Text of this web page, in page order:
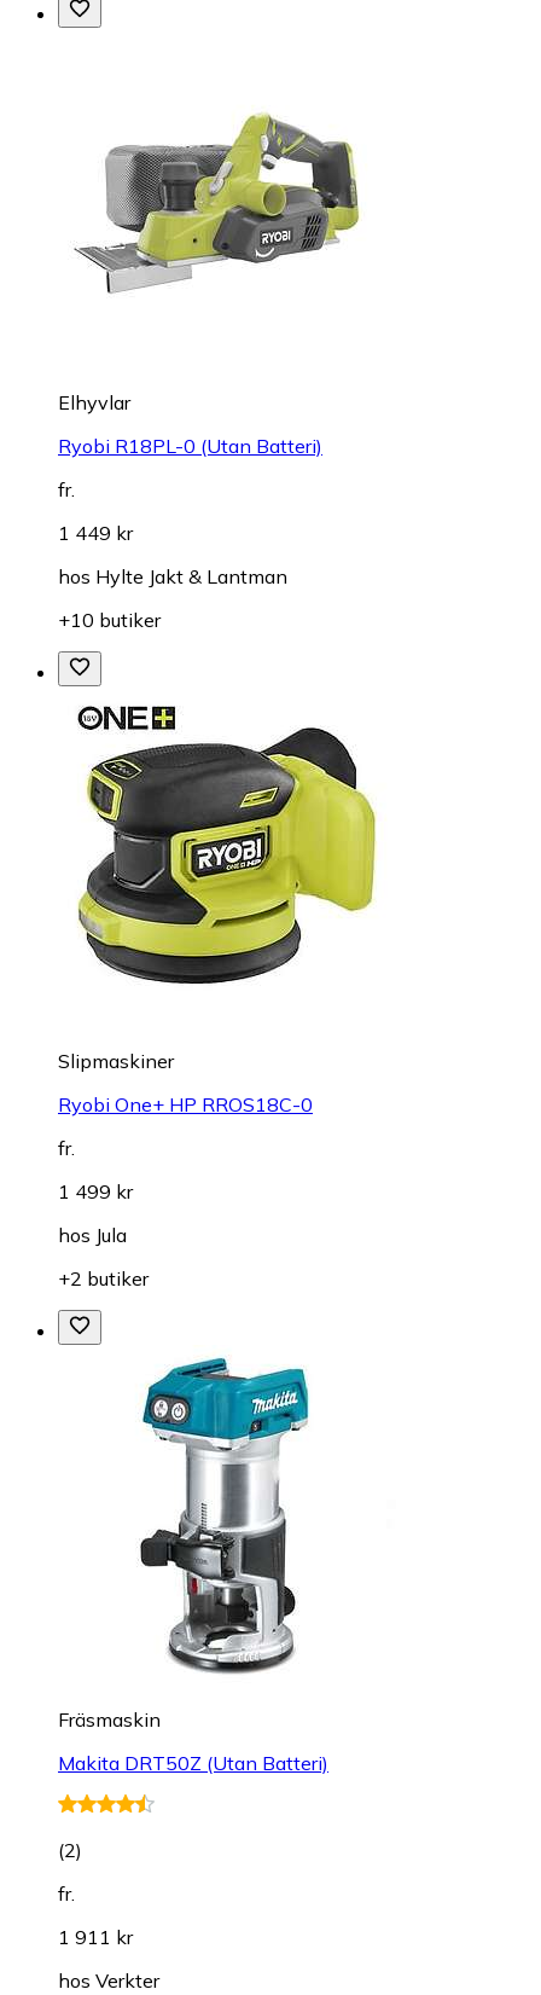
Elhyvlar
Ryobi R18PL-0 (Utan Batteri)
fr.
1 449 kr
hos Hylte Jakt & Lantman
+10 butiker
Slipmaskiner
Ryobi One+ HP RROS18C-0
fr.
1 499 kr
hos Jula
+2 butiker
Fräsmaskin
Makita DRT50Z (Utan Batteri)
(2)
fr.
1 911 kr
hos Verkter